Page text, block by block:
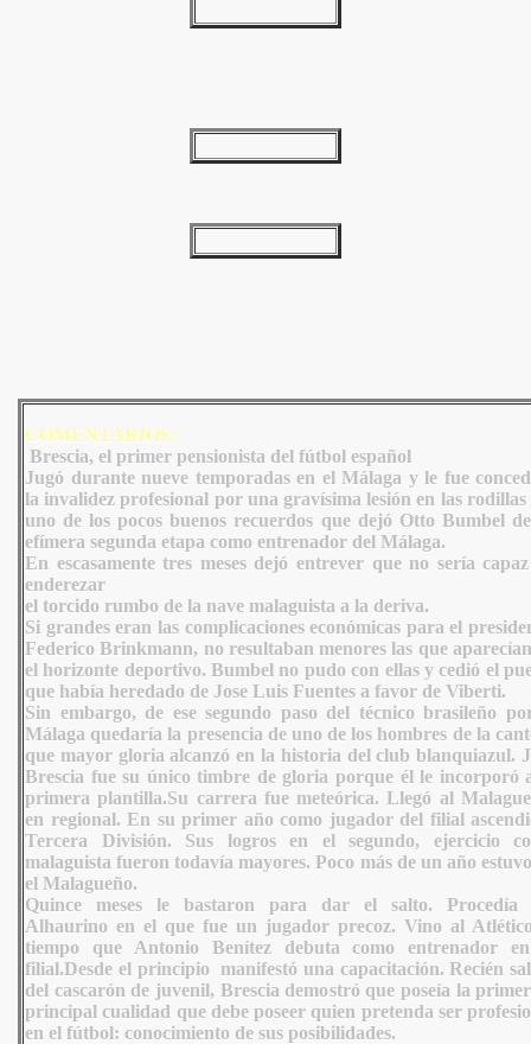
COMENTARIOS:
Brescia, el primer pensionista del fútbol español
Jugó durante nueve temporadas en el Málaga y le fue
la invalidez profesional por una gravísima lesión en las rodillas
uno de los pocos buenos recuerdos que dejó Otto Bumbel
efímera segunda etapa como entrenador del Málaga.
En escasamente tres meses dejó entrever que no sería
enderezar
el torcido rumbo de la nave malaguista a la deriva.
Si grandes eran las complicaciones económicas para el
Federico Brinkmann, no resultaban menores las que
el horizonte deportivo. Bumbel no pudo con ellas y cedió el
que había heredado de Jose Luis Fuentes a favor de Viberti.
Sin embargo, de ese segundo paso del técnico brasileño
Málaga quedaría la presencia de uno de los hombres de la
que mayor gloria alcanzó en la historia del club blanquiazul.
Brescia fue su único timbre de gloria porque él le incorporó
primera plantilla.Su carrera fue meteórica. Llegó al
en regional. En su primer año como jugador del filial
Tercera División. Sus logros en el segundo, ejercicio
malaguista fueron todavía mayores. Poco más de un año
el Malagueño.
Quince meses le bastaron para dar el salto. Procedía
Alhaurino en el que fue un jugador precoz. Vino al
tiempo que Antonio Benítez debuta como entrenador
filial.Desde el principio manifestó una capacitación. Recién
del cascarón de juvenil, Brescia demostró que poseía la
principal cualidad que debe poseer quien pretenda ser
en el fútbol: conocimiento de sus posibilidades.